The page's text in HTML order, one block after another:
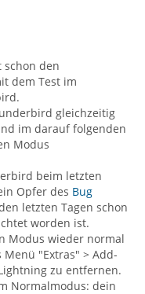
den
dem Test im
gleichzeitig
im darauf folgenden
Modus
beim letzten
Opfer des Bug
letzten Tagen schon
worden ist.
Modus wieder normal
"Extras" > Add-
zu entfernen.
Normalmodus: dein